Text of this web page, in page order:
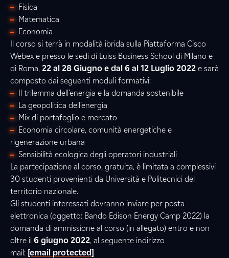
Fisica
Matematica
Economia
Il corso si terrà in modalità ibrida sulla Piattaforma Cisco
Webex e presso le sedi di Luiss Business School di Milano e
di Roma, 22 al 28 Giugno e dal 6 al 12 Luglio 2022 e sarà
composto dai seguenti moduli formativi:
Il trilemma dell’energia e la domanda sostenibile
La geopolitica dell’energia
Mix di portafoglio e mercato
Economia circolare, comunità energetiche e
rigenerazione urbana
Sensibilità ecologica degli operatori industriali
La partecipazione al corso, gratuita, è limitata a complessivi
30 studenti provenienti da Università e Politecnici del
territorio nazionale.
Gli studenti interessati dovranno inviare per posta
elettronica (oggetto: Bando Edison Energy Camp 2022) la
domanda di ammissione al corso (in allegato) entro e non
oltre il 6 giugno 2022, al seguente indirizzo
mail: [email protected]